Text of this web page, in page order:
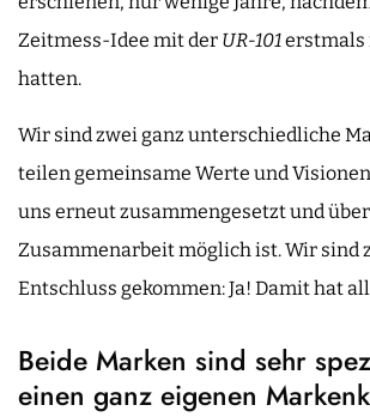
Zeitmess-Idee mit der UR-101
hatten.
Wir sind zwei ganz unterschiedliche
teilen gemeinsame Werte und
uns erneut zusammengesetzt und
Zusammenarbeit möglich ist. Wir sind
Entschluss gekommen: Ja! Damit hat
Beide Marken sind sehr
einen ganz eigenen